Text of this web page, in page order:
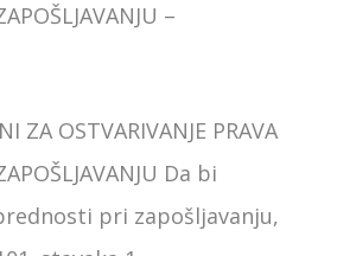
–
ZA OSTVARIVANJE PRAVA
Da bi
pri zapošljavanju,